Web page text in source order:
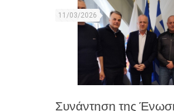
11/03/2026
Συνάντηση της